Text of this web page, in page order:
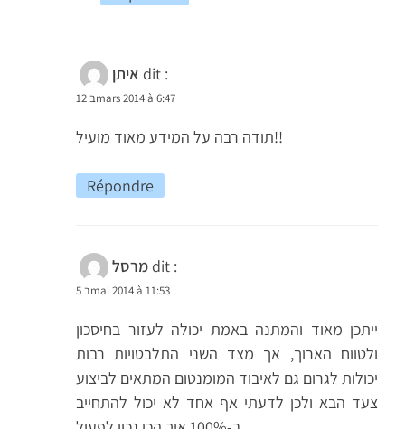
איתן dit :
12 בmars 2014 à 6:47
תודה רבה על המידע מאוד מועיל!!
Répondre
מרסל dit :
5 בmai 2014 à 11:53
ייתכן מאוד והמתנה באמת יכולה לעזור בחיסכון
ולטווח הארוך, אך מצד השני התלבטויות רבות
יכולות לגרום גם לאיבוד המומנטום המתאים לביצוע
צעד הבא ולכן לדעתי אף אחד לא יכול להתחייב